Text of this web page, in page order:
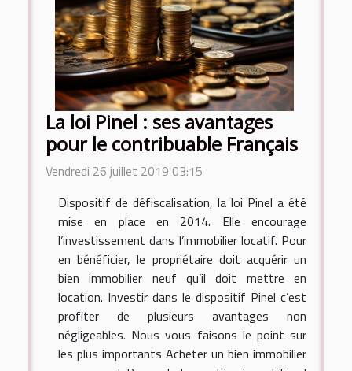
La loi Pinel : ses avantages
pour le contribuable Français
Vendredi 26 juillet 2019 03:15
Dispositif de défiscalisation, la loi Pinel a été
mise en place en 2014. Elle encourage
l’investissement dans l’immobilier locatif. Pour
en bénéficier, le propriétaire doit acquérir un
bien immobilier neuf qu’il doit mettre en
location. Investir dans le dispositif Pinel c’est
profiter de plusieurs avantages non
négligeables. Nous vous faisons le point sur
les plus importants Acheter un bien immobilier